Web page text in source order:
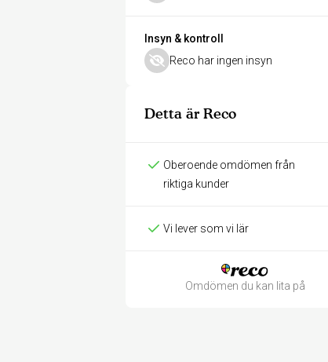
Insyn & kontroll
Reco har ingen insyn
Detta är Reco
Oberoende omdömen från
riktiga kunder
Vi lever som vi lär
Omdömen du kan lita på